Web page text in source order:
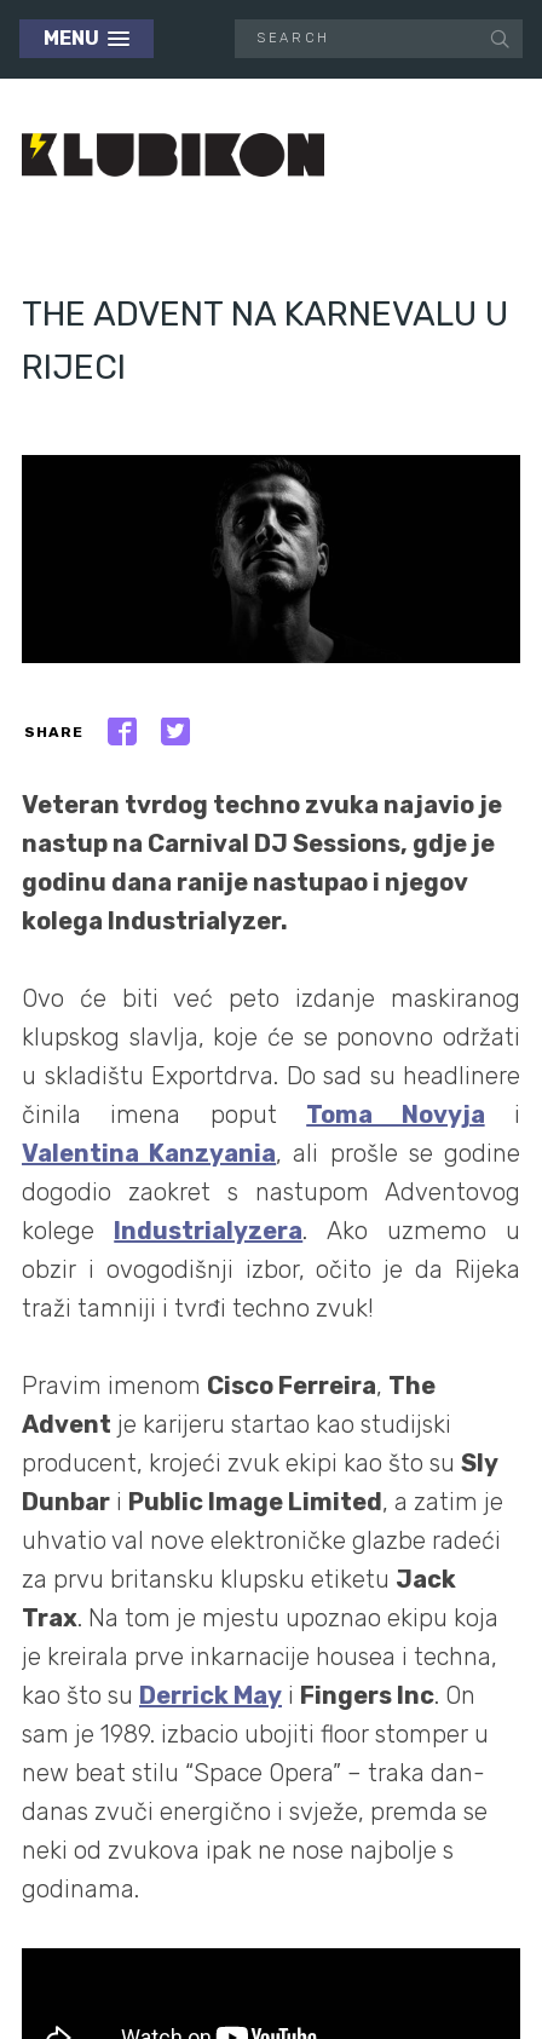
MENU
THE ADVENT NA KARNEVALU U
RIJECI
SHARE
Veteran tvrdog techno zvuka najavio je
nastup na Carnival DJ Sessions, gdje je
godinu dana ranije nastupao i njegov
kolega Industrialyzer.
Ovo će biti već peto izdanje maskiranog
klupskog slavlja, koje će se ponovno održati
u skladištu Exportdrva. Do sad su headlinere
činila imena poput Toma Novyja i
Valentina Kanzyania, ali prošle se godine
dogodio zaokret s nastupom Adventovog
kolege Industrialyzera. Ako uzmemo u
obzir i ovogodišnji izbor, očito je da Rijeka
traži tamniji i tvrđi techno zvuk!
Pravim imenom Cisco Ferreira, The
Advent je karijeru startao kao studijski
producent, krojeći zvuk ekipi kao što su Sly
Dunbar i Public Image Limited, a zatim je
uhvatio val nove elektroničke glazbe radeći
za prvu britansku klupsku etiketu Jack
Trax. Na tom je mjestu upoznao ekipu koja
je kreirala prve inkarnacije housea i techna,
kao što su Derrick May i Fingers Inc. On
sam je 1989. izbacio ubojiti floor stomper u
new beat stilu “Space Opera” – traka dan-
danas zvuči energično i svježe, premda se
neki od zvukova ipak ne nose najbolje s
godinama.